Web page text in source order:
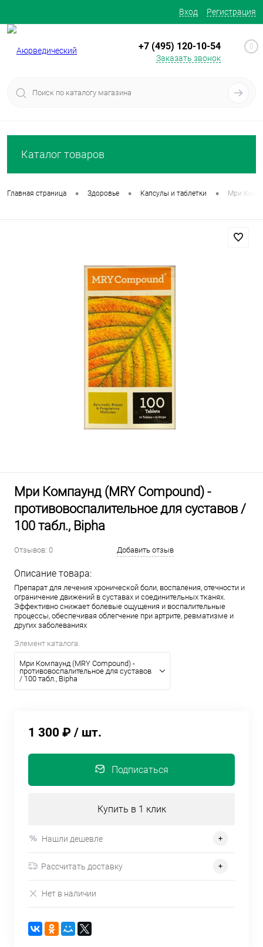
Вход Регистрация
+7 (495) 120-10-54
Заказать звонок
0
Каталог товаров
Главная страница • Здоровье • Капсулы и таблетки • Мри
Мри Компаунд (MRY Compound) -
противовоспалительное для суставов /
100 табл., Bipha
Отзывов: 0 Добавить отзыв
Описание товара:
Препарат для лечения хронической боли, воспаления, отечности и
ограничение движений в суставах и соединительных тканях.
Эффективно снижает болевые ощущения и воспалительные
процессы, обеспечивая облегчение при артрите, ревматизме и
других заболеваниях
Элемент каталога:
Мри Компаунд (MRY Compound) -
противовоспалительное для суставов
/ 100 табл., Bipha
1 300 ₽ / шт.
Подписаться
Купить в 1 клик
Нашли дешевле
Рассчитать доставку
Нет в наличии